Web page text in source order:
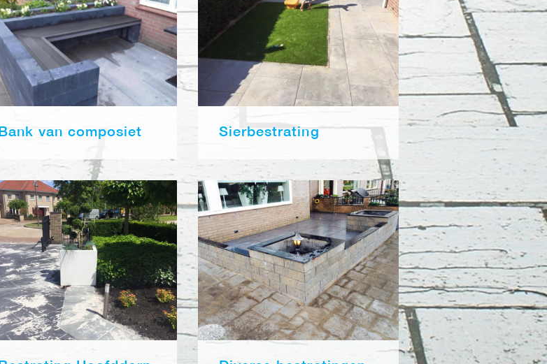
Bank van composiet Sierbestrating